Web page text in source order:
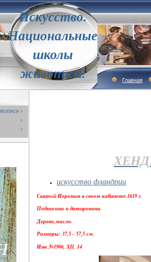
Искусство.
Национальные
школы
живописи.
Главная
искусство фландрии
Святой Иероним в своем кабинете.1619 г.
Подписана и датирована.
Дерево,масло.
Размеры: 37,5 - 57,5 ​​см.
Инв.№1906, XII, 14